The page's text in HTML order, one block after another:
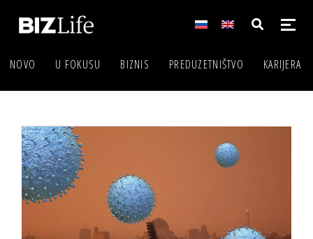
NOVO U FOKUSU BIZNIS PREDUZETNIŠTVO KARIJERA